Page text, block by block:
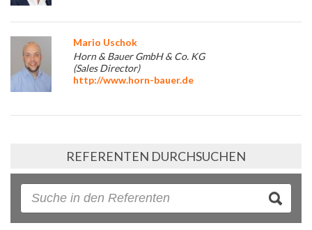
Mario Uschok
Horn & Bauer GmbH & Co. KG
(Sales Director)
http://www.horn-bauer.de
REFERENTEN DURCHSUCHEN